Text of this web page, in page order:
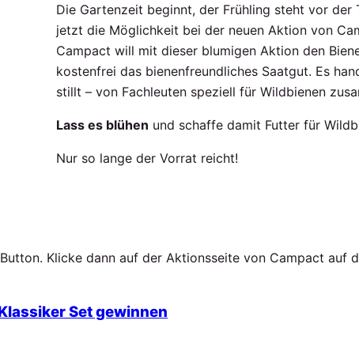
Die Gartenzeit beginnt, der Frühling steht vor
jetzt die Möglichkeit bei der neuen Aktion von
Campact will mit dieser blumigen Aktion den
kostenfrei das bienenfreundliches Saatgut. Es
stillt – von Fachleuten speziell für Wildbienen
Lass es blühen und schaffe damit Futter für
Nur so lange der Vorrat reicht!
Klicke dann auf der Aktionsseite von Campact auf
Set gewinnen